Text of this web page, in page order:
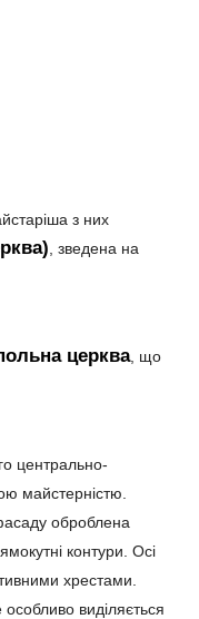
з них
, зведена на
церква, що
центрально-
майстерністю.
оброблена
контури. Осі
хрестами.
виділяється